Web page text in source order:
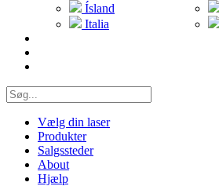
Ísland
Italia
Vælg din laser
Produkter
Salgssteder
About
Hjælp